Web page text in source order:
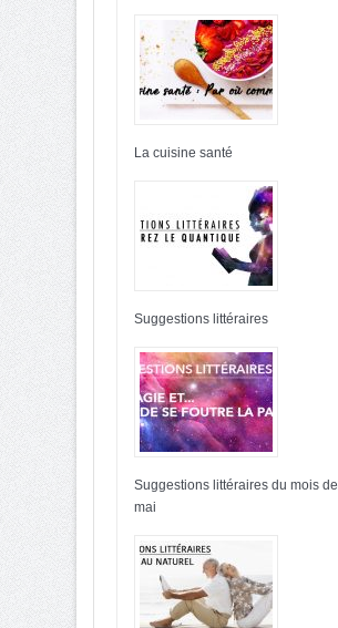
La cuisine santé
Suggestions littéraires
Suggestions littéraires du mois de
mai